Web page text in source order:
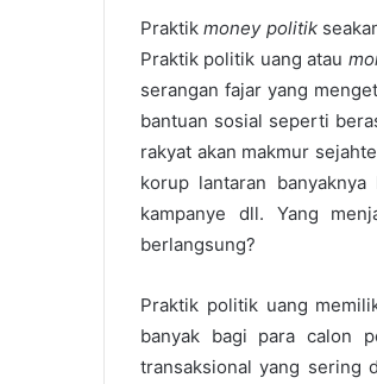
Praktikmoney politik
Praktik politik uang atau
serangan fajar yang
bantuan sosial seperti
rakyat akan makmur
korup lantaran
kampanye dll. Yang
berlangsung?
Praktik politik uang
banyak bagi para calon
transaksional yang sering